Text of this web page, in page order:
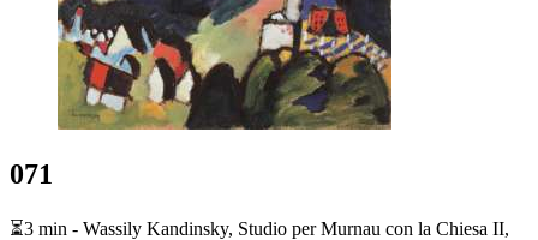
071
⏳3 min - Wassily Kandinsky, Studio per Murnau con la Chiesa II,